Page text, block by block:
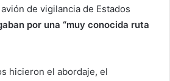
de vigilancia de Estados
por una “muy conocida ruta
hicieron el abordaje, el